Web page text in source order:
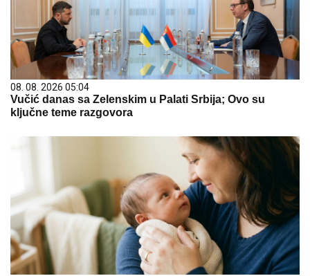
08. 08. 2026 05:04
Vučić danas sa Zelenskim u Palati Srbija; Ovo su
ključne teme razgovora